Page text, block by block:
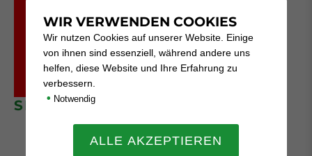
SPARKASSE
WIR VERWENDEN COOKIES
Wir nutzen Cookies auf unserer Website. Einige
von ihnen sind essenziell, während andere uns
helfen, diese Website und Ihre Erfahrung zu
verbessern.
• Notwendig